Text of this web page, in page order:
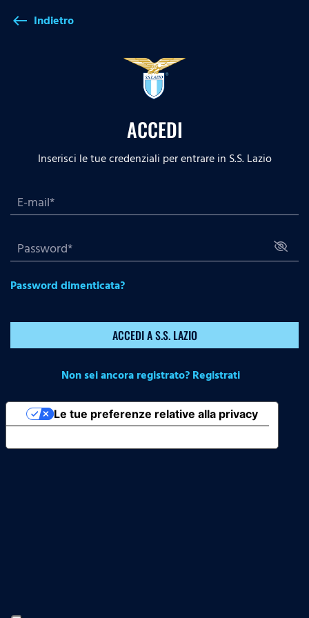
west Indietro
ACCEDI
Inserisci le tue credenziali per entrare in S.S. Lazio
Password dimenticata?
ACCEDI A S.S. LAZIO
Non sei ancora registrato? Registrati
Le tue preferenze relative alla privacy